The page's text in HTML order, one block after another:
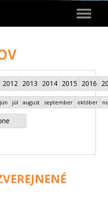
Toggle
2012 2013 2014 2015 2016
jún júl august september október